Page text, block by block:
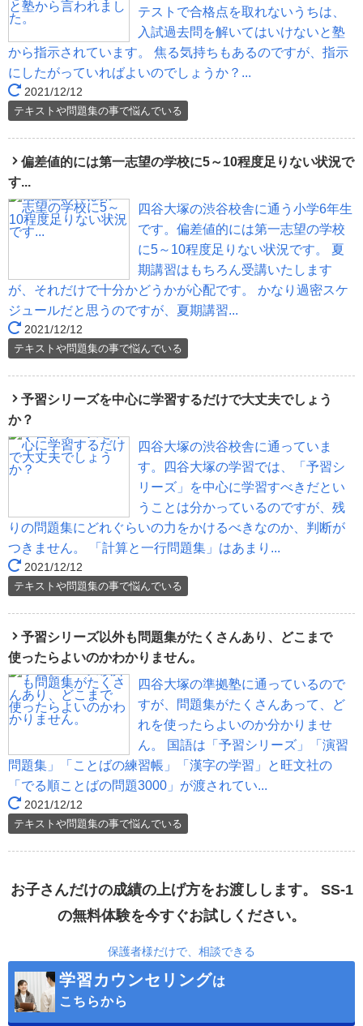
テストで合格点を取れないうちは、
入試過去問を解いてはいけないと塾
から指示されています。 焦る気持ちもあるのですが、指示
にしたがっていればよいのでしょうか？...
2021/12/12
テキストや問題集の事で悩んでいる
偏差値的には第一志望の学校に5～10程度足りない状況で
す...
四谷大塚の渋谷校舎に通う小学6年生
です。偏差値的には第一志望の学校
に5～10程度足りない状況です。 夏
期講習はもちろん受講いたします
が、それだけで十分かどうかが心配です。 かなり過密スケ
ジュールだと思うのですが、夏期講習...
2021/12/12
テキストや問題集の事で悩んでいる
予習シリーズを中心に学習するだけで大丈夫でしょう
か？
四谷大塚の渋谷校舎に通っていま
す。四谷大塚の学習では、「予習シ
リーズ」を中心に学習すべきだとい
うことは分かっているのですが、残
りの問題集にどれぐらいの力をかけるべきなのか、判断が
つきません。 「計算と一行問題集」はあまり...
2021/12/12
テキストや問題集の事で悩んでいる
予習シリーズ以外も問題集がたくさんあり、どこまで
使ったらよいのかわかりません。
四谷大塚の準拠塾に通っているので
すが、問題集がたくさんあって、ど
れを使ったらよいのか分かりませ
ん。 国語は「予習シリーズ」「演習
問題集」「ことばの練習帳」「漢字の学習」と旺文社の
「でる順ことばの問題3000」が渡されてい...
2021/12/12
テキストや問題集の事で悩んでいる
お子さんだけの成績の上げ方をお渡しします。
SS-1
の無料体験を今すぐお試しください。
保護者様だけで、相談できる
学習カウンセリングは
こちらから